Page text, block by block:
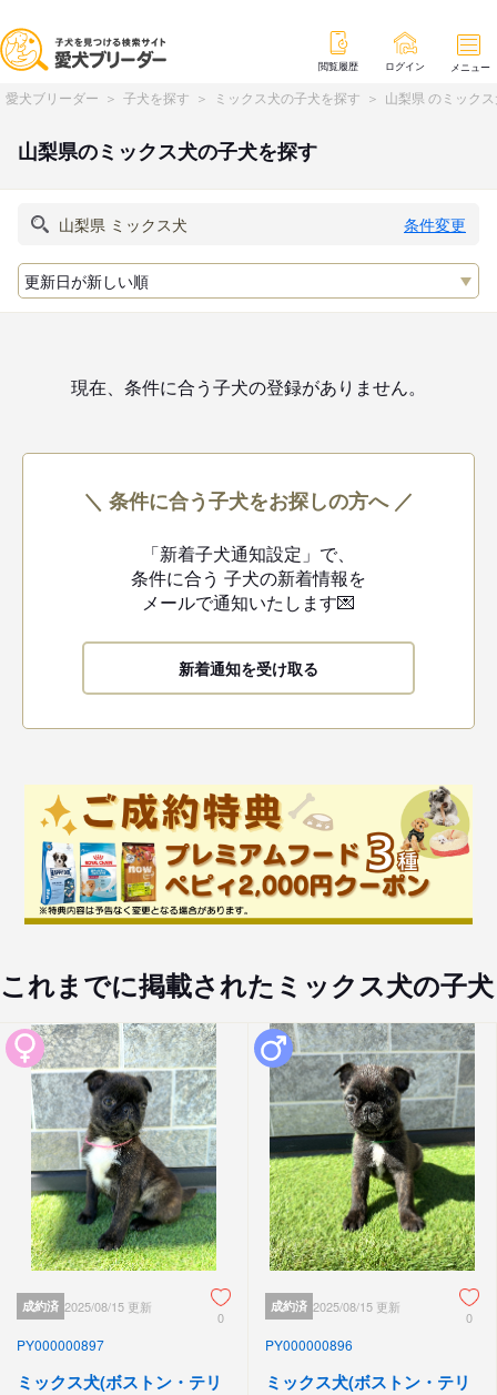
閲覧履歴 ログイン メニュー
愛犬ブリーダー 子犬を探す ミックス犬の子犬を探す 山梨県 のミック
山梨県のミックス犬の子犬を探す
条件変更
現在、条件に合う子犬の登録がありません。
＼ 条件に合う子犬をお探しの方へ ／
「新着子犬通知設定」で、
条件に合う 子犬の新着情報を
メールで通知いたします💌
新着通知を受け取る
これまでに掲載されたミックス犬の子犬
成約済 2025/08/15 更新
0
PY000000897
ミックス犬(ボストン・テリ
成約済 2025/08/15 更新
0
PY000000896
ミックス犬(ボストン・テリ